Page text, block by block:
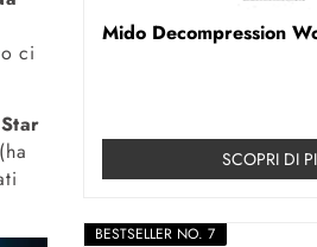
ci
Mido Decompression
SCOPRI DI
BESTSELLER NO. 7